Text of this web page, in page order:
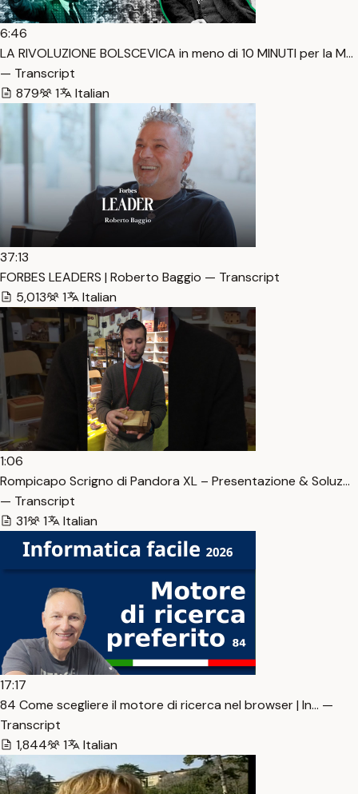
6:46
LA RIVOLUZIONE BOLSCEVICA in meno di 10 MINUTI per la M…
— Transcript
879
1 Italian
37:13
FORBES LEADERS | Roberto Baggio — Transcript
5,013
1 Italian
1:06
Rompicapo Scrigno di Pandora XL – Presentazione & Soluz…
— Transcript
31
1 Italian
17:17
84 Come scegliere il motore di ricerca nel browser | In… —
Transcript
1,844
1 Italian